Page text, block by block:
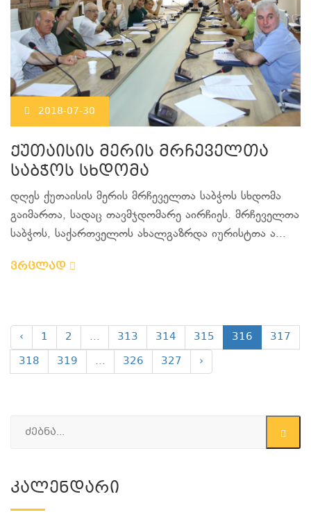
2018-07-30
ქუთაისის მერის მრჩეველთა
საბჭოს სხდომა
დღეს ქუთაისის მერის მრჩეველთა საბჭოს სხდომა
გაიმართა, სადაც თავმჯდომარე აირჩიეს. მრჩეველთა
საბჭოს, საქართველოს ახალგაზრდა იურისტთა ა...
ვრცლად
‹ 1 2 ... 313 314 315 316
317
318
319 ... 326 327 ›
Კალენდარი